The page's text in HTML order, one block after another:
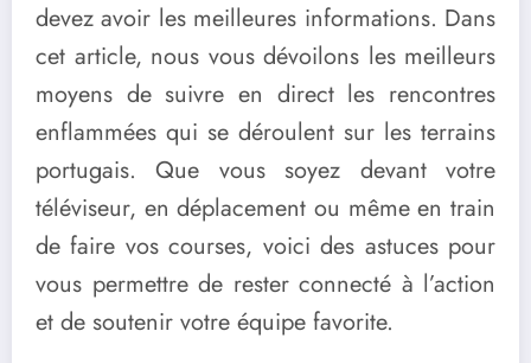
devez avoir les meilleures informations. Dans
cet article, nous vous dévoilons les meilleurs
moyens de suivre en direct les rencontres
enflammées qui se déroulent sur les terrains
portugais. Que vous soyez devant votre
téléviseur, en déplacement ou même en train
de faire vos courses, voici des astuces pour
vous permettre de rester connecté à l’action
et de soutenir votre équipe favorite.